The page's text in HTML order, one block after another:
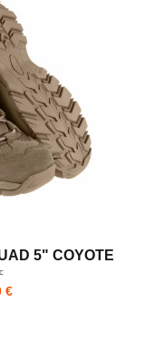
5" COYOTE
€